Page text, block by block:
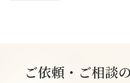
ご依頼・ご相談